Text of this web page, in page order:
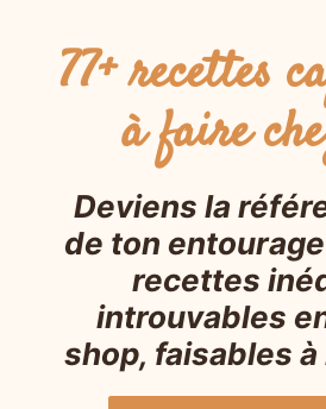
77+ recettes
à faire
Deviens la
de ton
recettes
introuvables
shop, faisables à